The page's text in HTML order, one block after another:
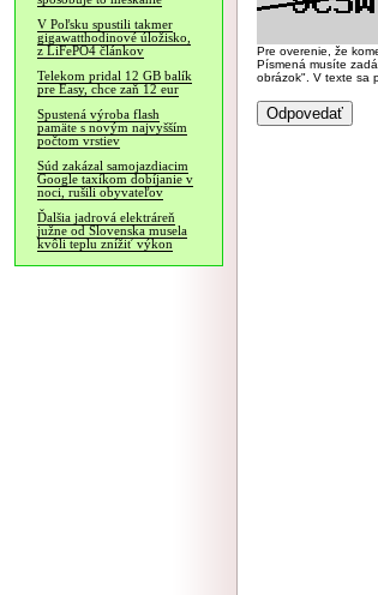
V Poľsku spustili takmer
gigawatthodinové úložisko,
z LiFePO4 článkov
Telekom pridal 12 GB balík
pre Easy, chce zaň 12 eur
Spustená výroba flash
pamäte s novým najvyšším
počtom vrstiev
Súd zakázal samojazdiacim
Google taxíkom dobíjanie v
noci, rušili obyvateľov
Ďalšia jadrová elektráreň
južne od Slovenska musela
kvôli teplu znížiť výkon
Pre overenie, že
Písmená musíte
obrázok". V texte sa